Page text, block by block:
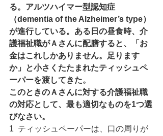
る。アルツハイマー型認知症
（dementia of the Alzheimer’s type）
が進行している。ある日の昼食時、介
護福祉職がＡさんに配膳すると、「お
金はこれしかありません。足ります
か」と小さくたたまれたティッシュペ
ーパーを渡してきた。
このときのＡさんに対する介護福祉職
の対応として、最も適切なものを1つ選
びなさい。
1  ティッシュペーパーは、口の周りが